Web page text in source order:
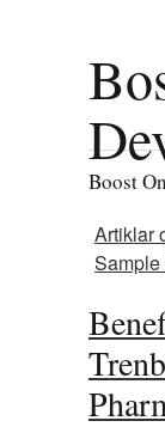
Boost
Artiklar